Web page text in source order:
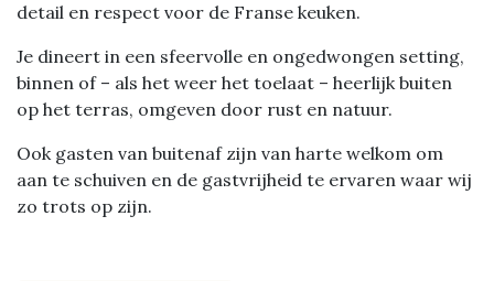
detail en respect voor de Franse keuken.
Je dineert in een sfeervolle en ongedwongen setting,
binnen of – als het weer het toelaat – heerlijk buiten
op het terras, omgeven door rust en natuur.
Ook gasten van buitenaf zijn van harte welkom om
aan te schuiven en de gastvrijheid te ervaren waar wij
zo trots op zijn.